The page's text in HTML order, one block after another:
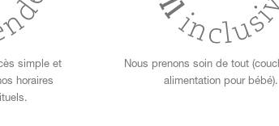
simple et
horaires
Nous prenons soin de tout
alimentation pour bébé).